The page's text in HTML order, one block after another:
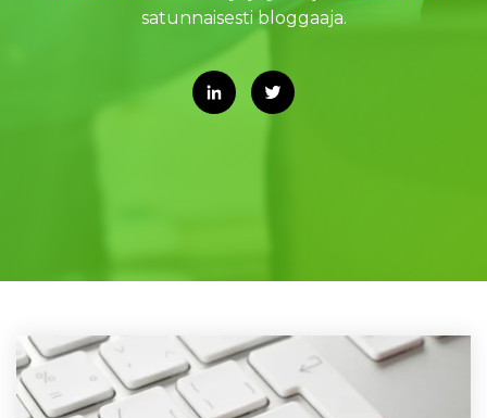
satunnaisesti bloggaaja.